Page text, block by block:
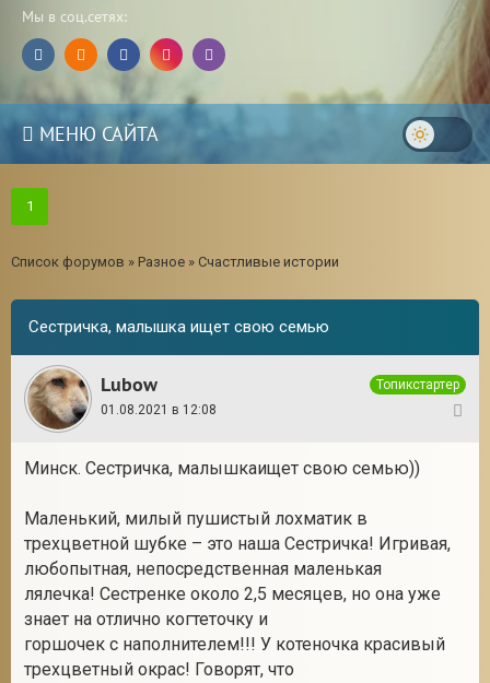
Мы в соц.сетях:
МЕНЮ САЙТА
1
Список форумов » Разное » Счастливые истории
Сестричка, малышка ищет свою семью
Lubow
Топикстартер
01.08.2021 в 12:08
Минск. Сестричка, малышкаищет свою семью))
Маленький, милый пушистый лохматик в
трехцветной шубке – это наша Сестричка! Игривая,
любопытная, непосредственная маленькая
лялечка! Сестренке около 2,5 месяцев, но она уже
знает на отлично когтеточку и
горшочек с наполнителем!!! У котеночка красивый
трехцветный окрас! Говорят, что